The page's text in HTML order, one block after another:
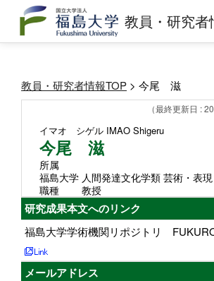
教員・研究者
教員・研究者情報TOP > 今尾 滋
（最終更新日 :
イマオ シゲル IMAO Shigeru
今尾 滋
所属
福島大学 人間発達文化学類 芸術・表
職種
教授
研究成果本文へのリンク
福島大学学術機関リポジトリ
メールアドレス